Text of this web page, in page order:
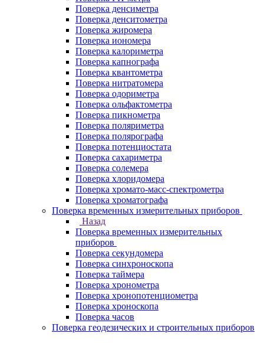
Поверка денсиметра
Поверка денситометра
Поверка жиромера
Поверка иономера
Поверка калориметра
Поверка капнографа
Поверка квантометра
Поверка нитратомера
Поверка одориметра
Поверка ольфактометра
Поверка пикнометра
Поверка поляриметра
Поверка полярографа
Поверка потенциостата
Поверка сахариметра
Поверка солемера
Поверка хлоридомера
Поверка хромато-масс-спектрометра
Поверка хроматографа
Поверка временных измерительных приборов
Назад
Поверка временных измерительных
приборов
Поверка секундомера
Поверка синхроноскопа
Поверка таймера
Поверка хронометра
Поверка хронопотенциометра
Поверка хроноскопа
Поверка часов
Поверка геодезических и строительных приборов